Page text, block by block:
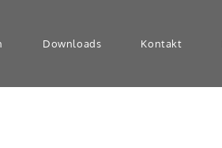
Downloads Kontakt